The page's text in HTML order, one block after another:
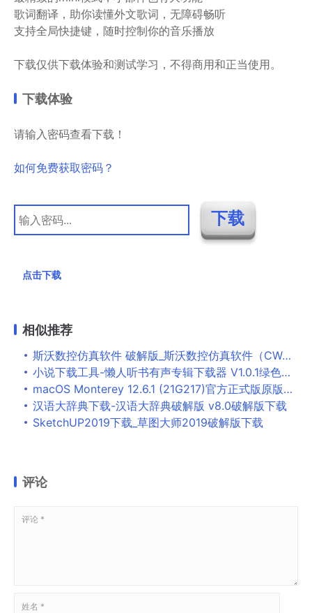
歌词翻译，助你读懂外文歌词，无障碍畅听
支持全局快捷键，随时控制你的音乐播放
下载仅供下载体验和测试学习，不得商用和正当使用。
下载体验
请输入密码查看下载！
如何免费获取密码？
点击下载
相似推荐
斯沃数控仿真软件 破解版_斯沃数控仿真软件（CWCNC）v7.2.5.2绿色版下载
小说下载工具-懒人听书有声专辑下载器 V1.0.1绿色版下载
macOS Monterey 12.6.1 (21G217)官方正式版原版镜像
汉语大辞典下载-汉语大辞典破解版 v8.0破解版下载
SketchUP2019下载_草图大师2019破解版下载
评论